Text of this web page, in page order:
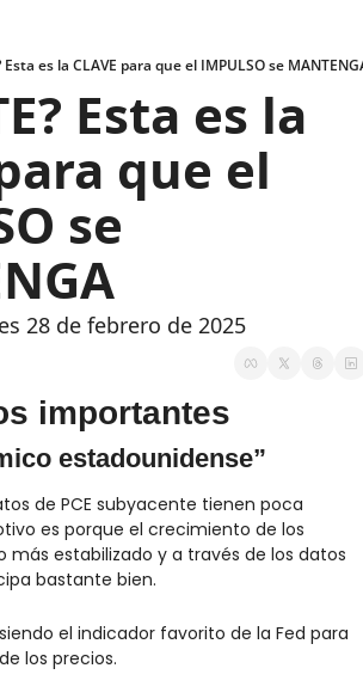
Esta es la CLAVE para que el IMPULSO se
Esta es la
que el
se
28 de febrero de 2025
importantes
estadounidense”
de PCE subyacente tienen poca
es porque el crecimiento de los
más estabilizado y a través de los datos
bastante bien.
el indicador favorito de la Fed para
los precios.